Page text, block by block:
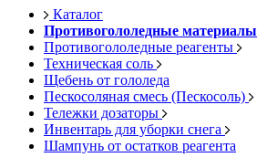
Каталог
Противогололедные материалы
Противогололедные реагенты
Техническая соль
Щебень от гололеда
Пескосоляная смесь (Пескосоль)
Тележки дозаторы
Инвентарь для уборки снега
Шампунь от остатков реагента